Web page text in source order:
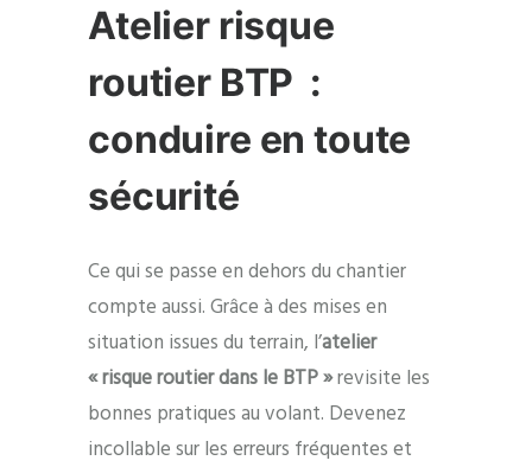
Atelier risque
routier BTP :
conduire en toute
sécurité
Ce qui se passe en dehors du chantier
compte aussi. Grâce à des mises en
situation issues du terrain, l’atelier
« risque routier dans le BTP »revisite les
bonnes pratiques au volant. Devenez
incollable sur les erreurs fréquentes et